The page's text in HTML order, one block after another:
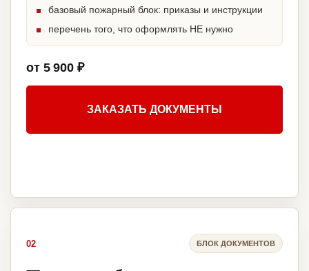
базовый пожарный блок: приказы и инструкции
перечень того, что оформлять НЕ нужно
от 5 900 ₽
ЗАКАЗАТЬ ДОКУМЕНТЫ
02 БЛОК ДОКУМЕНТОВ